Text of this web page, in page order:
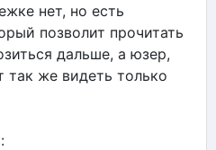
нет, но есть
позволит прочитать
дальше, а юзер,
так же видеть только